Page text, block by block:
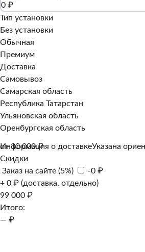
0 ₽
Тип установки
Без установки
Обычная
Премиум
Доставка
Самовывоз
Самарская область
Республика Татарстан
Ульяновская область
Оренбургская область
Информация о доставкеУказана
от 30 000 ₽
Скидки
Заказ на сайте (5%)
-0 ₽
+ 0 ₽ (доставка, отдельно)
99 000 ₽
Итого:
— ₽